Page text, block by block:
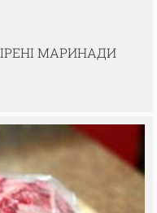
МАРИНАДИ